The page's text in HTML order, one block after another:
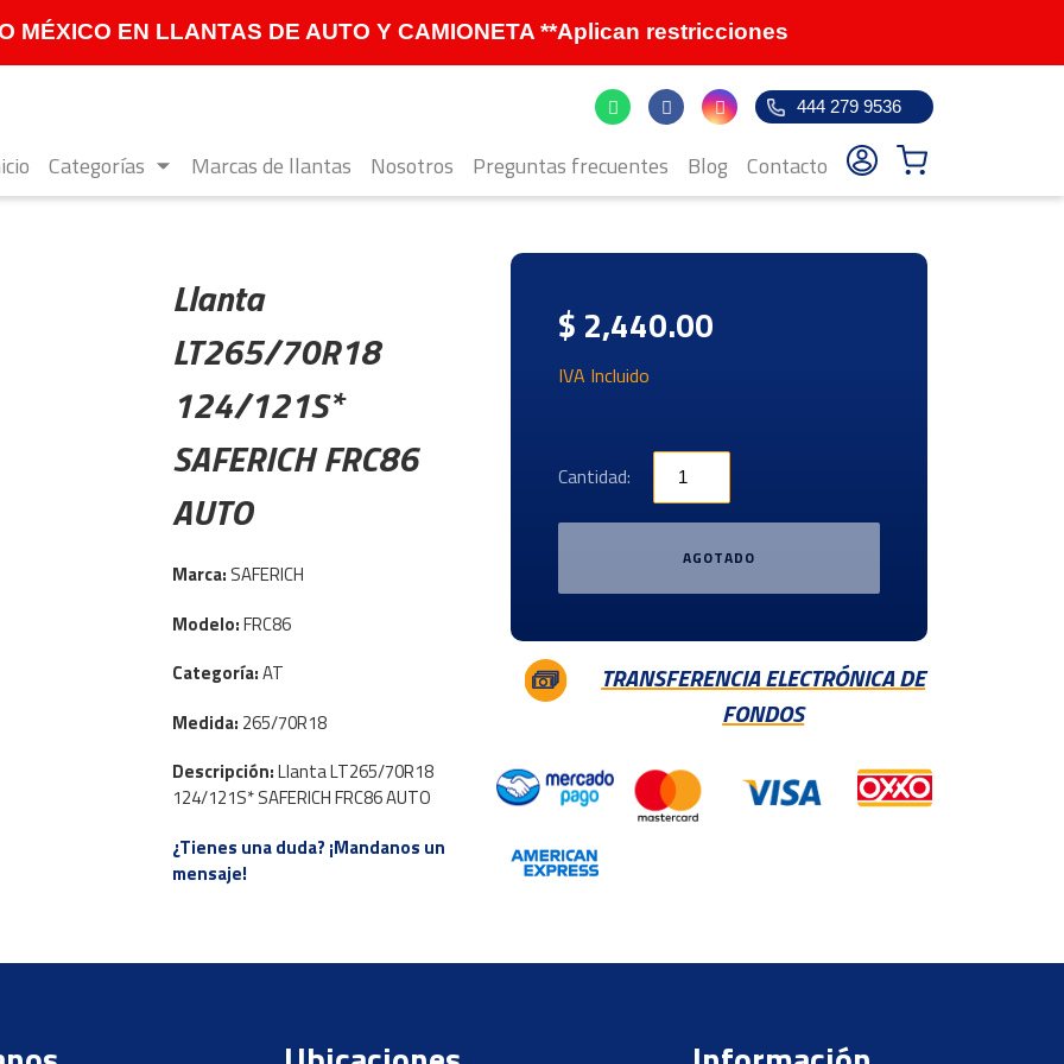
MÉXICO EN LLANTAS DE AUTO Y CAMIONETA **Aplican restricciones
Categorías Marcas de llantas Nosotros Preguntas frecuentes Blog Contacto
444 279 9536
Llanta
LT265/70R18
124/121S*
SAFERICH FRC86
AUTO
Marca: SAFERICH
Modelo:FRC86
Categoría:AT
Medida: 265/70R18
Descripción:Llanta LT265/70R18
124/121S* SAFERICH FRC86 AUTO
¿Tienes una duda? ¡Mandanos un
mensaje!
$ 2,440.00
IVA Incluido
Cantidad:
AGOTADO
TRANSFERENCIA ELECTRÓNICA DE
FONDOS